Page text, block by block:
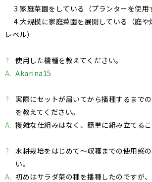
3.家庭菜園をしている（プランターを使用
4.大規模に家庭菜園を展開している（庭や
レベル）
?
使用した機種を教えてください。
A. Akarina15
?
実際にセットが届いてから播種するまでの
を教えてください。
A. 複雑な仕組みはなく、簡単に組み立てるこ
?
水耕栽培をはじめて～収穫までの使用感
い。
A. 初めはサラダ菜の種を播種したのですが